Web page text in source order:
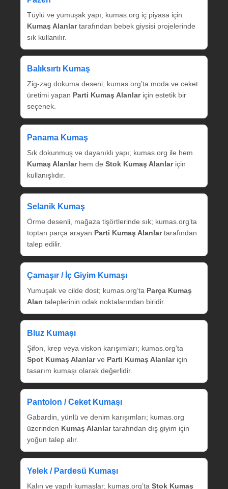
Tüylü ve yumuşak yapı; kumas.org iç piyasa için
Kumaş Alanlartarafından bebek giysisi projelerinde
sık kullanılır.
Balıksırtı Kumaş
Zig‑zag dokuma deseni; kumas.org’ta moda ve ceket
üretimi yapan Parti Kumaş Alanlariçin estetik bir
seçenek.
Panama Kumaş
Sık dokunmuş ve dayanıklı yapı; kumas.org ile hem
Kumaş Alanlarhem de Stok Kumaş Alanlariçin
kullanışlıdır.
Selanik Kumaş
Örme desenli, mağaza tişörtlerinde sık; kumas.org’ta
toptan parça arayan Parti Kumaş Alanlartarafından
talep edilir.
Çamaşır / İç Giyim Kumaşı
Yumuşak ve cilde dost; kumas.org’ta Parça Kumaş
Alan taleplerinin odak noktalarından biridir.
Bluz Kumaşı
Şifon, krep veya viskon karışımları; kumas.org’ta
Spot Kumaş Alanlarve Parti Kumaş Alanlariçin
tasarım kumaşı olarak değerlidir.
Pantolon / Ceket Kumaşı
Gabardin, yünlü ve denim karışımları; kumas.org
üzerinden Kumaş Alanlartarafından dış giyim için
yoğun talep alır.
Yelek / Pardesü Kumaşı
Kalın ve yapılı kumaşlar; kumas.org’ta Stok Kumaş